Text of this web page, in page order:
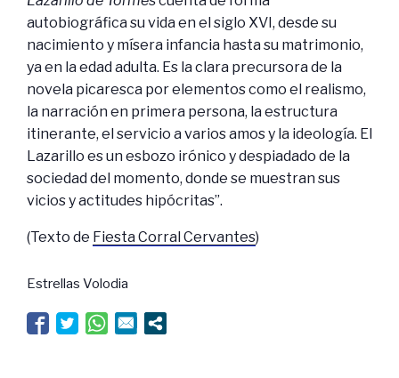
autobiográfica su vida en el siglo XVI, desde su
nacimiento y mísera infancia hasta su matrimonio,
ya en la edad adulta. Es la clara precursora de la
novela picaresca por elementos como el realismo,
la narración en primera persona, la estructura
itinerante, el servicio a varios amos y la ideología. El
Lazarillo es un esbozo irónico y despiadado de la
sociedad del momento, donde se muestran sus
vicios y actitudes hipócritas”.
(Texto de Fiesta Corral Cervantes)
Estrellas Volodia